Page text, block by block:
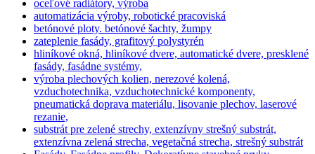
oceľové radiátory, výroba
automatizácia výroby, robotické pracoviská
betónové ploty. betónové šachty, žumpy
zateplenie fasády, grafitový polystyrén
hliníkové okná, hliníkové dvere, automatické dvere, presklené
fasády, fasádne systémy,
výroba plechových kolien, nerezové kolená,
vzduchotechnika, vzduchotechnické komponenty,
pneumatická doprava materiálu, lisovanie plechov, laserové
rezanie,
substrát pre zelené strechy, extenzívny strešný substrát,
extenzívna zelená strecha, vegetačná strecha, strešný substrát